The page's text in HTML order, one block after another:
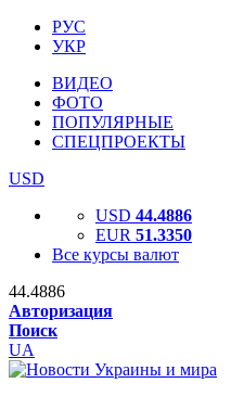
РУС
УКР
ВИДЕО
ФОТО
ПОПУЛЯРНЫЕ
СПЕЦПРОЕКТЫ
USD
USD 44.4886
EUR 51.3350
Все курсы валют
44.4886
Авторизация
Поиск
UA